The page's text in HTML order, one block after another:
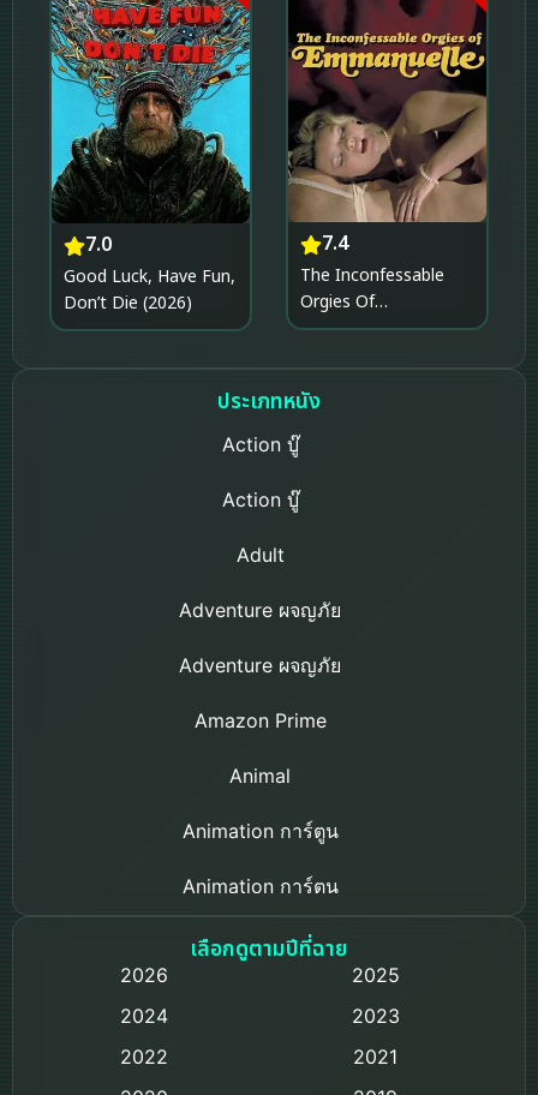
7.0
Good Luck, Have Fun,
Don’t Die (2026)
7.4
The Inconfessable
Orgies Of
Emmanuelle (1982)
ประเภทหนัง
Action บู๊
Action บู๊
Adult
Adventure ผจญภัย
Adventure ผจญภัย
Amazon Prime
Animal
Animation การ์ตูน
Animation การ์ตูน
Based on a True Story เรื่องจริง
เลือกดูตามปีที่ฉาย
2026
2025
2024
2023
2022
2021